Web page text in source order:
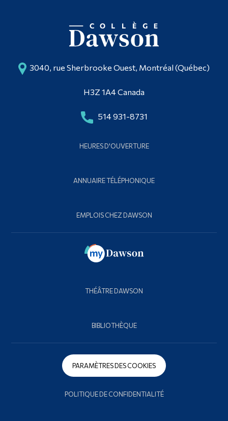
3040, rue Sherbrooke Ouest, Montréal (Québec)
H3Z 1A4 Canada
514 931-8731
HEURES D'OUVERTURE
ANNUAIRE TÉLÉPHONIQUE
EMPLOIS CHEZ DAWSON
THÉÂTRE DAWSON
BIBLIOTHÈQUE
PARAMÈTRES DES COOKIES
POLITIQUE DE CONFIDENTIALITÉ